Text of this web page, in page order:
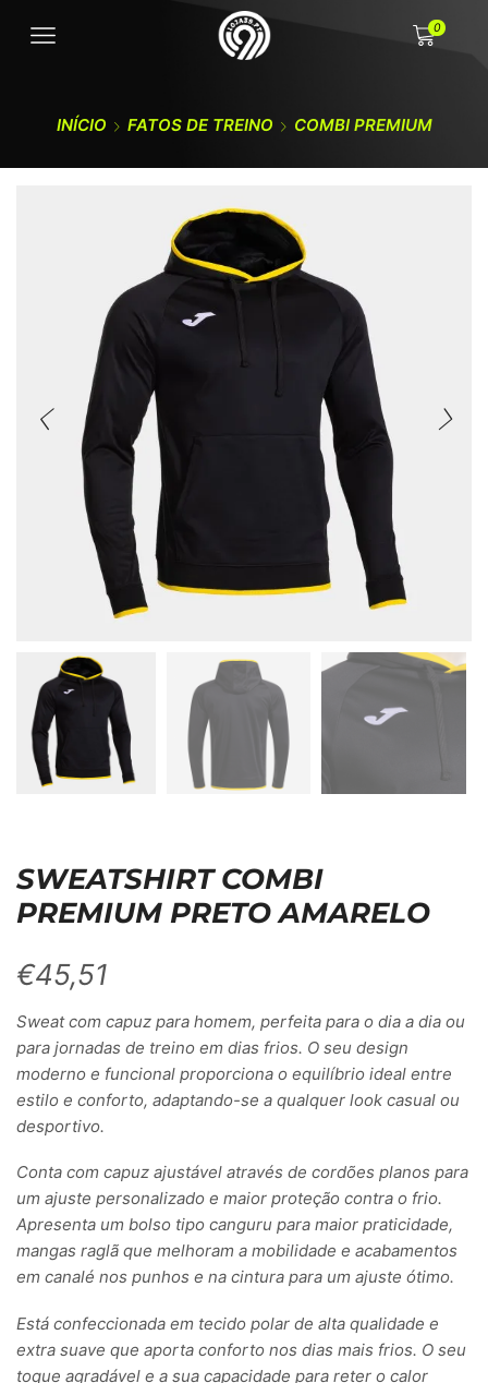
0
INÍCIO FATOS DE TREINO COMBI PREMIUM
SWEATSHIRT COMBI
PREMIUM PRETO AMARELO
€45,51
Sweat com capuz para homem, perfeita para o dia a dia ou
para jornadas de treino em dias frios. O seu design
moderno e funcional proporciona o equilíbrio ideal entre
estilo e conforto, adaptando-se a qualquer look casual ou
desportivo.
Conta com capuz ajustável através de cordões planos para
um ajuste personalizado e maior proteção contra o frio.
Apresenta um bolso tipo canguru para maior praticidade,
mangas raglã que melhoram a mobilidade e acabamentos
em canalé nos punhos e na cintura para um ajuste ótimo.
Está confeccionada em tecido polar de alta qualidade e
extra suave que aporta conforto nos dias mais frios. O seu
toque agradável e a sua capacidade para reter o calor